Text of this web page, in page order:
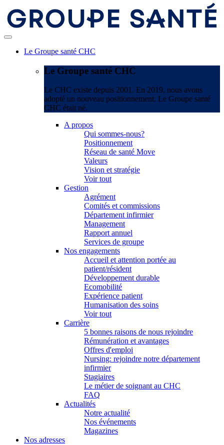
Le Groupe santé CHC
Le Groupe santé CHC
Le CHC existe depuis 2001. En 2019, nous avons
adopté un nouveau positionnement. Le Groupe santé
CHC était né.
A propos
Qui sommes-nous?
Positionnement
Réseau de santé Move
Valeurs
Vision et stratégie
Voir tout
Gestion
Agrément
Comités et commissions
Département infirmier
Management
Rapport annuel
Services de groupe
Nos engagements
Accueil et attention portée au
patient/résident
Développement durable
Ecomobilité
Expérience patient
Humanisation des soins
Voir tout
Carrière
5 bonnes raisons de nous rejoindre
Rémunération et avantages
Offres d'emploi
Nursing: rejoindre notre département
infirmier
Stagiaires
Le métier de soignant au CHC
FAQ
Actualités
Notre actualité
Nos événements
Magazines
Nos adresses